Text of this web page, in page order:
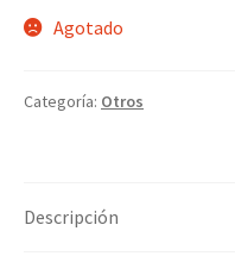
Agotado
Categoría: Otros
Descripción